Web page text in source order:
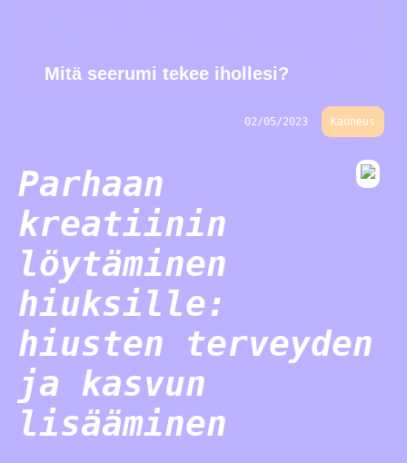
Mitä seerumi tekee ihollesi?
02/05/2023 Kauneus
Parhaan
kreatiinin
löytäminen
hiuksille:
hiusten terveyden
ja kasvun
lisääminen